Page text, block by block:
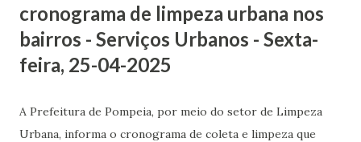
cronograma de limpeza urbana nos
bairros - Serviços Urbanos - Sexta-
feira, 25-04-2025
A Prefeitura de Pompeia, por meio do setor de Limpeza
Urbana, informa o cronograma de coleta e limpeza que